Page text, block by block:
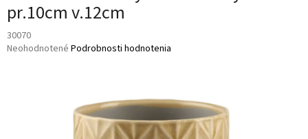
pr.10cm v.12cm
30070
Priemerné
Neohodnotené Podrobnosti hodnotenia